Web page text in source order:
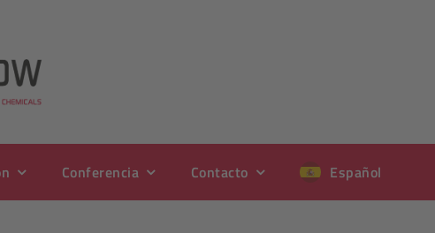
Conferencia Contacto Español